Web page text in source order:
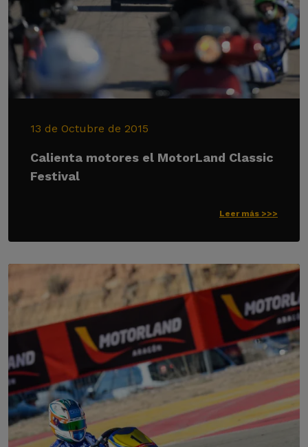
13 de Octubre de 2015
Calienta motores el MotorLand Classic
Festival
Leer más >>>